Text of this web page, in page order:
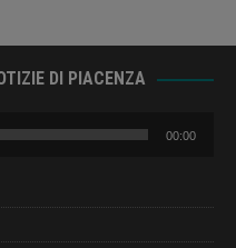
DI PIACENZA
00:00